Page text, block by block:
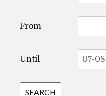
From
Until